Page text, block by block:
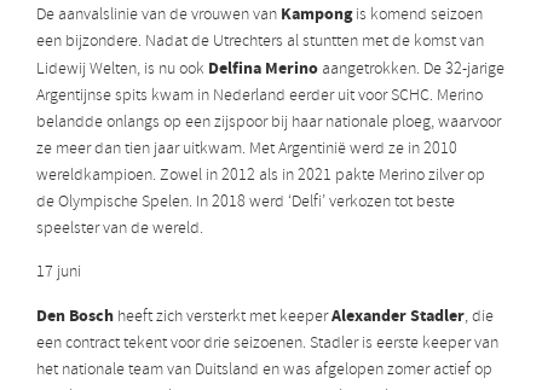
De aanvalslinie van de vrouwen van Kampongis komend seizoen
een bijzondere. Nadat de Utrechters al stuntten met de komst van
Lidewij Welten, is nu ook Delfina Merino aangetrokken. De 32-jarige
Argentijnse spits kwam in Nederland eerder uit voor SCHC. Merino
belandde onlangs op een zijspoor bij haar nationale ploeg, waarvoor
ze meer dan tien jaar uitkwam. Met Argentinië werd ze in 2010
wereldkampioen. Zowel in 2012 als in 2021 pakte Merino zilver op
de Olympische Spelen. In 2018 werd ‘Delfi’ verkozen tot beste
speelster van de wereld.
17 juni
Den Bosch heeft zich versterkt met keeperAlexander Stadler, die
een contract tekent voor drie seizoenen. Stadler is eerste keeper van
het nationale team van Duitsland en was afgelopen zomer actief op